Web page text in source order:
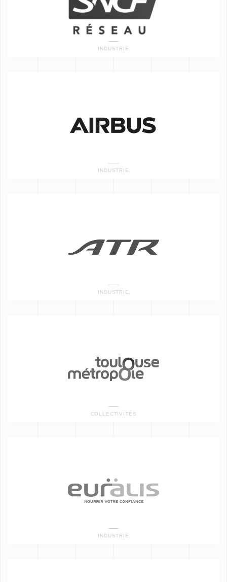
INDUSTRIE
INDUSTRIE
INDUSTRIE
COLLECTIVITÉS
INDUSTRIE